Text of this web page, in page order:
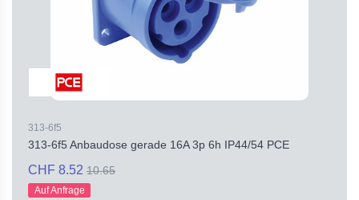
313-6f5
313-6f5 Anbaudose gerade 16A 3p 6h IP44/54 PCE
CHF 8.52 10.65
Auf Anfrage